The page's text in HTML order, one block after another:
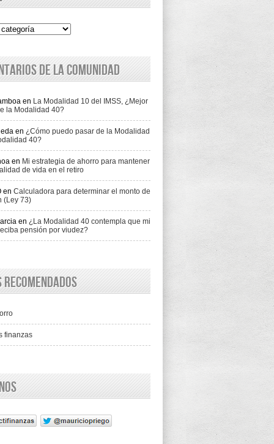
de la comunidad
en La Modalidad 10 del IMSS, ¿Mejor
la Modalidad 40?
en ¿Cómo puedo pasar de la Modalidad
40?
en Mi estrategia de ahorro para mantener
de vida en el retiro
en Calculadora para determinar el monto de
(Ley 73)
en ¿La Modalidad 40 contempla que mi
pensión por viudez?
finanzas